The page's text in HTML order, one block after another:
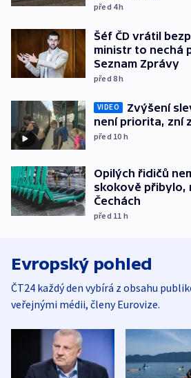
před 4h
Šéf ČD vrátil
ministr to nechá
Seznam Zprávy
před 8h
VIDEO
Zvýšení
není priorita, zní
před 10 h
Opilých řidičů
skokově přibylo,
Čechách
před 11 h
Evropský pohled
ČT24 každý den vybírá z obsahu
veřejnými médii, členy Eurovize.